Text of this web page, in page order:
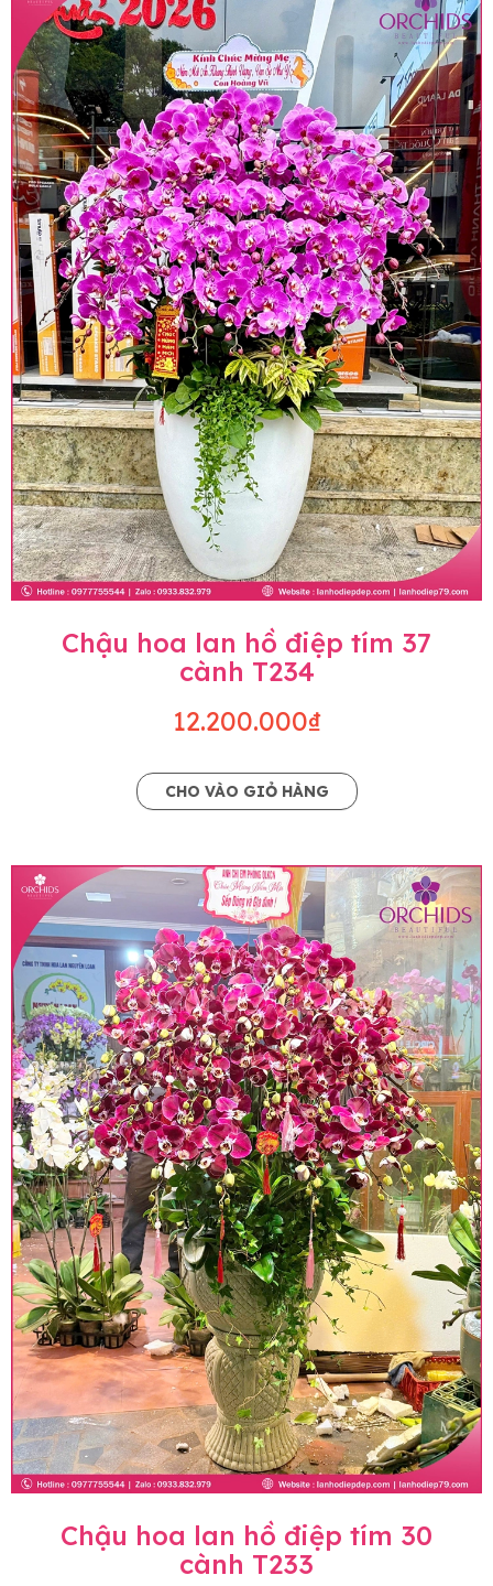
Chậu hoa lan hồ điệp tím 37
cành T234
12.200.000₫
CHO VÀO GIỎ HÀNG
Chậu hoa lan hồ điệp tím 30
cành T233